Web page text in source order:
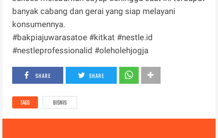
banyak cabang dan gerai yang siap melayani
konsumennya.
#bakpiajuwarasatoe #kitkat #nestle.id
#nestleprofessionalid #oleholehjogja
SHARE SHARE
TAGS BISNIS